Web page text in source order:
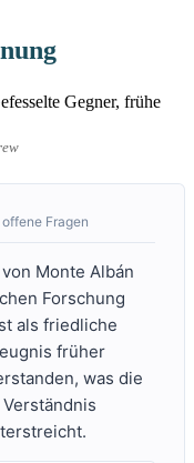
Fragen
Monte Albán
Forschung
als friedliche
früher
was die